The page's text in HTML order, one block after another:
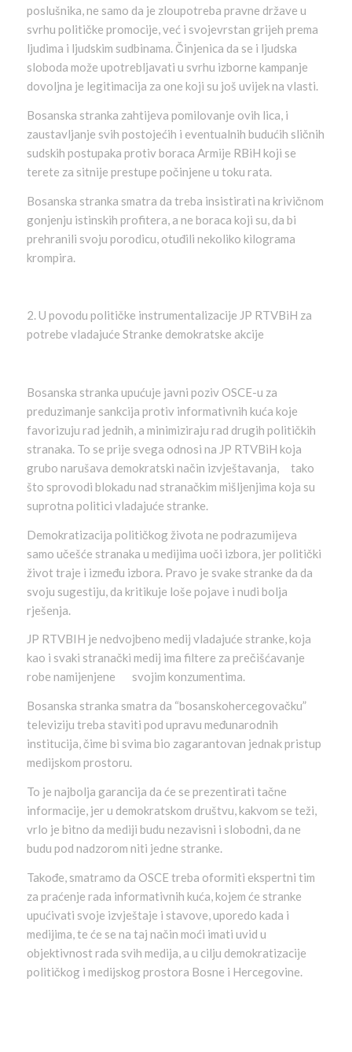
poslušnika, ne samo da je zloupotreba pravne države u
svrhu političke promocije, već i svojevrstan grijeh prema
ljudima i ljudskim sudbinama. Činjenica da se i ljudska
sloboda može upotrebljavati u svrhu izborne kampanje
dovoljna je legitimacija za one koji su još uvijek na vlasti.
Bosanska stranka zahtijeva pomilovanje ovih lica, i
zaustavljanje svih postojećih i eventualnih budućih sličnih
sudskih postupaka protiv boraca Armije RBiH koji se
terete za sitnije prestupe počinjene u toku rata.
Bosanska stranka smatra da treba insistirati na krivičnom
gonjenju istinskih profitera, a ne boraca koji su, da bi
prehranili svoju porodicu, otuđili nekoliko kilograma
krompira.
2. U povodu političke instrumentalizacije JP RTVBiH za
potrebe vladajuće Stranke demokratske akcije
Bosanska stranka upućuje javni poziv OSCE-u za
preduzimanje sankcija protiv informativnih kuća koje
favorizuju rad jednih, a minimiziraju rad drugih političkih
stranaka. To se prije svega odnosi na JP RTVBiH koja
grubo narušava demokratski način izvještavanja, tako
što sprovodi blokadu nad stranačkim mišljenjima koja su
suprotna politici vladajuće stranke.
Demokratizacija političkog života ne podrazumijeva
samo učešće stranaka u medijima uoči izbora, jer politički
život traje i između izbora. Pravo je svake stranke da da
svoju sugestiju, da kritikuje loše pojave i nudi bolja
rješenja.
JP RTVBIH je nedvojbeno medij vladajuće stranke, koja
kao i svaki stranački medij ima filtere za prečišćavanje
robe namijenjene svojim konzumentima.
Bosanska stranka smatra da “bosanskohercegovačku”
televiziju treba staviti pod upravu međunarodnih
institucija, čime bi svima bio zagarantovan jednak pristup
medijskom prostoru.
To je najbolja garancija da će se prezentirati tačne
informacije, jer u demokratskom društvu, kakvom se teži,
vrlo je bitno da mediji budu nezavisni i slobodni, da ne
budu pod nadzorom niti jedne stranke.
Takođe, smatramo da OSCE treba oformiti ekspertni tim
za praćenje rada informativnih kuća, kojem će stranke
upućivati svoje izvještaje i stavove, uporedo kada i
medijima, te će se na taj način moći imati uvid u
objektivnost rada svih medija, a u cilju demokratizacije
političkog i medijskog prostora Bosne i Hercegovine.